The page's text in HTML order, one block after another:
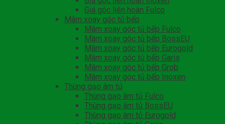
Giá góc liên hoàn Fulco
Mâm xoay góc tủ bếp
Mâm xoay góc tủ bếp Fulco
Mâm xoay góc tủ bếp BossEU
Mâm xoay góc tủ bếp Eurogold
Mâm xoay góc tủ bếp Garis
Mâm xoay góc tủ bếp Grob
Mâm xoay góc tủ bếp Inoxen
Thùng gạo âm tủ
Thùng gạo âm tủ Fulco
Thùng gạo âm tủ BossEU
Thùng gạo âm tủ Eurogold